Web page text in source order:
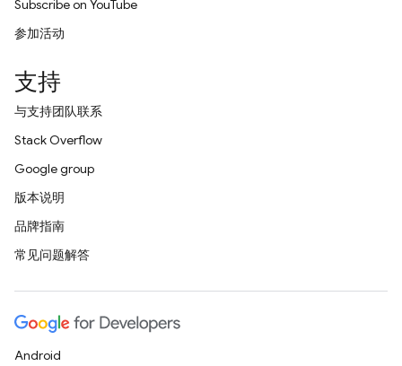
Subscribe on YouTube
参加活动
支持
与支持团队联系
Stack Overflow
Google group
版本说明
品牌指南
常见问题解答
Android